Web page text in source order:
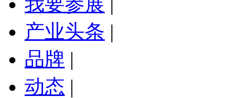
产业头条 |
品牌 |
动态 |